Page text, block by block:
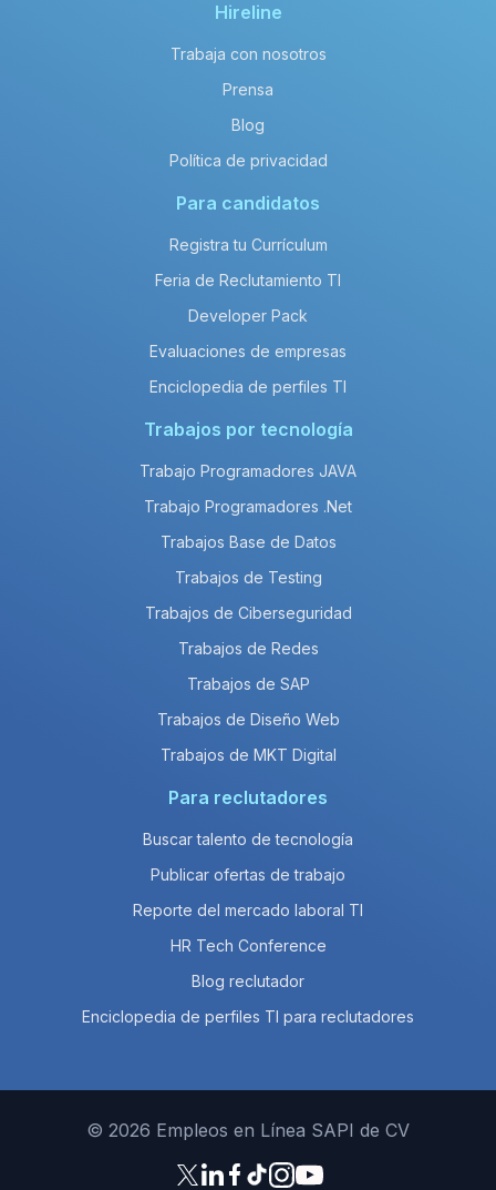
Hireline
Trabaja con nosotros
Prensa
Blog
Política de privacidad
Para candidatos
Registra tu Currículum
Feria de Reclutamiento TI
Developer Pack
Evaluaciones de empresas
Enciclopedia de perfiles TI
Trabajos por tecnología
Trabajo Programadores JAVA
Trabajo Programadores .Net
Trabajos Base de Datos
Trabajos de Testing
Trabajos de Ciberseguridad
Trabajos de Redes
Trabajos de SAP
Trabajos de Diseño Web
Trabajos de MKT Digital
Para reclutadores
Buscar talento de tecnología
Publicar ofertas de trabajo
Reporte del mercado laboral TI
HR Tech Conference
Blog reclutador
Enciclopedia de perfiles TI para reclutadores
© 2026 Empleos en Línea SAPI de CV